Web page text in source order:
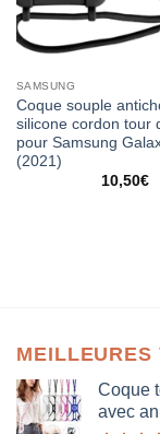
SAMSUNG
Coque souple
silicone cordon tour
pour Samsung
(2021)
10,50€
MEILLEURES
Coque
avec